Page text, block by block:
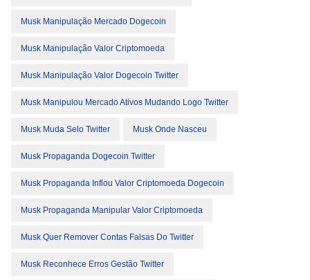
Musk Manipulação Mercado Dogecoin
Musk Manipulação Valor Criptomoeda
Musk Manipulação Valor Dogecoin Twitter
Musk Manipulou Mercado Ativos Mudando Logo Twitter
Musk Muda Selo Twitter Musk Onde Nasceu
Musk Propaganda Dogecoin Twitter
Musk Propaganda Inflou Valor Criptomoeda Dogecoin
Musk Propaganda Manipular Valor Criptomoeda
Musk Quer Remover Contas Falsas Do Twitter
Musk Reconhece Erros Gestão Twitter